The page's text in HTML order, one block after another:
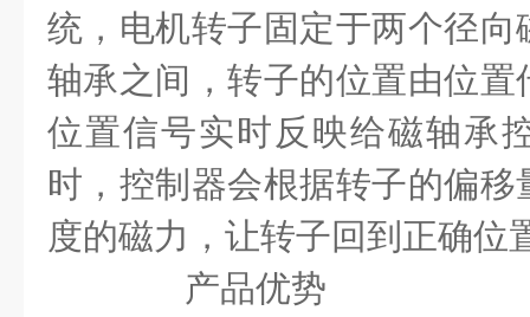
统，电机转子固定于两个径
轴承之间，转子的位置由位
位置信号实时反映给磁轴承
时，控制器会根据转子的偏
度的磁力，让转子回到正确位
产品优势